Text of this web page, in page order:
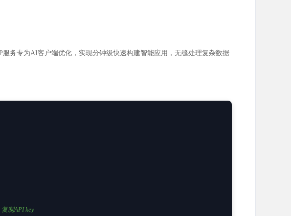
务专为AI客户端优化，实现分钟级快速构建智能应用，无缝处理复杂数据
制API key